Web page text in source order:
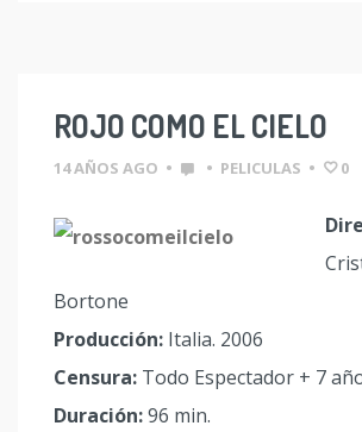
ROJO COMO EL CIELO
14 AÑOS AGO • • PELICULAS • 0
Bortone
Producción: Italia. 2006
Censura: Todo Espectador + 7
Duración:96 min.